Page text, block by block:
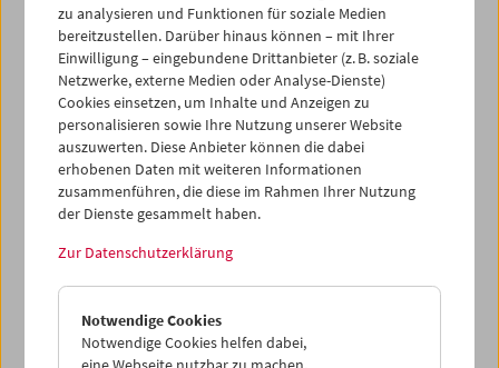
Cinema Futuresam 28. April 2017 seinen Kinostart in
Österreich erleben wird–das letzte jener21 Projekte
das Filmmuseum 2014 anlässlich seines 50-Jahr-
Jubiläums initiiert hat.
Ausgehend von einfachen Fragen an bekannte
Filmemacher/innen, Museumskurator/inn/en und
Techniker/innen erkundet Palms Filmessay die Optionen
des Kinos in der digitalen Ära. Kulturelle Ängste, aber
auch verheißungsvolle Utopien begleiten die aktuellen
Übergänge in der Medienkultur. Es geht um die Liebe zum
Weitere Informationen
Mischief Films
zu analysieren und Funktionen für soziale Medien
bereitzustellen. Darüber hinaus können – mit Ihrer
Einwilligung – eingebundene Drittanbieter (z. B. soziale
Netzwerke, externe Medien oder Analyse-Dienste)
Cookies einsetzen, um Inhalte und Anzeigen zu
personalisieren sowie Ihre Nutzung unserer Website
auszuwerten. Diese Anbieter können die dabei
erhobenen Daten mit weiteren Informationen
zusammenführen, die diese im Rahmen Ihrer Nutzung
der Dienste gesammelt haben.
Zur Datenschutzerklärung
Notwendige Cookies
Notwendige Cookies helfen dabei,